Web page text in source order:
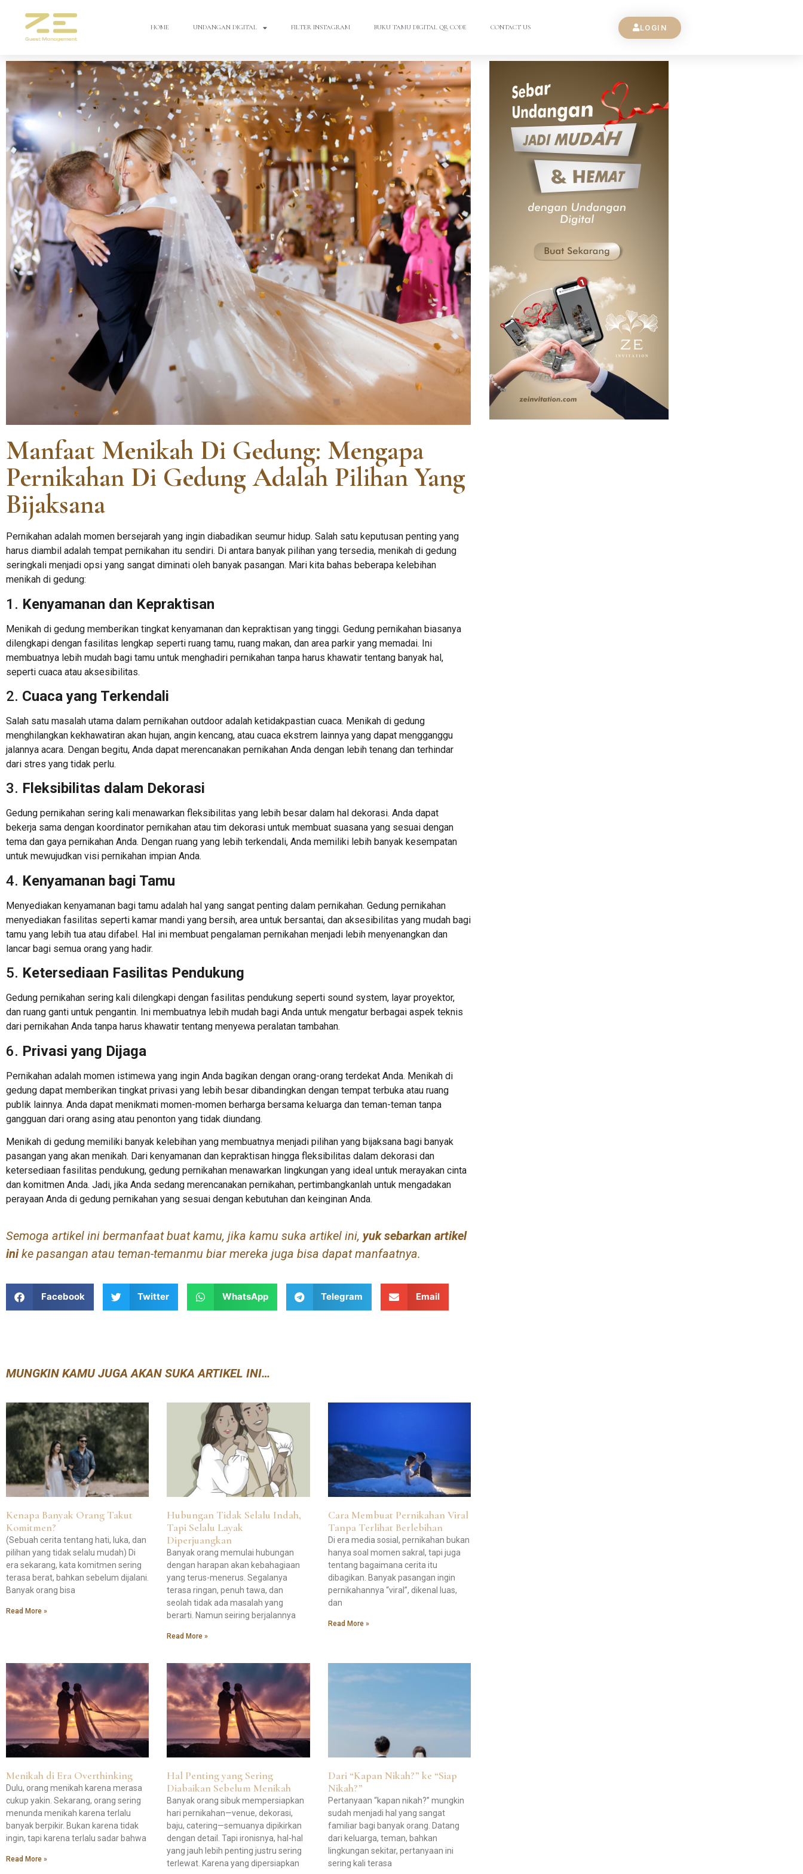
HOME UNDANGAN DIGITAL FILTER INSTAGRAM BUKU TAMU DIGITAL QR CODE CONTACT US LOGIN
Manfaat Menikah Di Gedung: Mengapa
Pernikahan Di Gedung Adalah Pilihan Yang
Bijaksana
Pernikahan adalah momen bersejarah yang ingin diabadikan seumur hidup. Salah satu keputusan penting yang
harus diambil adalah tempat pernikahan itu sendiri. Di antara banyak pilihan yang tersedia, menikah di gedung
seringkali menjadi opsi yang sangat diminati oleh banyak pasangan. Mari kita bahas beberapa kelebihan
menikah di gedung:
1. Kenyamanan dan Kepraktisan
Menikah di gedung memberikan tingkat kenyamanan dan kepraktisan yang tinggi. Gedung pernikahan biasanya
dilengkapi dengan fasilitas lengkap seperti ruang tamu, ruang makan, dan area parkir yang memadai. Ini
membuatnya lebih mudah bagi tamu untuk menghadiri pernikahan tanpa harus khawatir tentang banyak hal,
seperti cuaca atau aksesibilitas.
2. Cuaca yang Terkendali
Salah satu masalah utama dalam pernikahan outdoor adalah ketidakpastian cuaca. Menikah di gedung
menghilangkan kekhawatiran akan hujan, angin kencang, atau cuaca ekstrem lainnya yang dapat mengganggu
jalannya acara. Dengan begitu, Anda dapat merencanakan pernikahan Anda dengan lebih tenang dan terhindar
dari stres yang tidak perlu.
3. Fleksibilitas dalam Dekorasi
Gedung pernikahan sering kali menawarkan fleksibilitas yang lebih besar dalam hal dekorasi. Anda dapat
bekerja sama dengan koordinator pernikahan atau tim dekorasi untuk membuat suasana yang sesuai dengan
tema dan gaya pernikahan Anda. Dengan ruang yang lebih terkendali, Anda memiliki lebih banyak kesempatan
untuk mewujudkan visi pernikahan impian Anda.
4. Kenyamanan bagi Tamu
Menyediakan kenyamanan bagi tamu adalah hal yang sangat penting dalam pernikahan. Gedung pernikahan
menyediakan fasilitas seperti kamar mandi yang bersih, area untuk bersantai, dan aksesibilitas yang mudah bagi
tamu yang lebih tua atau difabel. Hal ini membuat pengalaman pernikahan menjadi lebih menyenangkan dan
lancar bagi semua orang yang hadir.
5. Ketersediaan Fasilitas Pendukung
Gedung pernikahan sering kali dilengkapi dengan fasilitas pendukung seperti sound system, layar proyektor,
dan ruang ganti untuk pengantin. Ini membuatnya lebih mudah bagi Anda untuk mengatur berbagai aspek teknis
dari pernikahan Anda tanpa harus khawatir tentang menyewa peralatan tambahan.
6. Privasi yang Dijaga
Pernikahan adalah momen istimewa yang ingin Anda bagikan dengan orang-orang terdekat Anda. Menikah di
gedung dapat memberikan tingkat privasi yang lebih besar dibandingkan dengan tempat terbuka atau ruang
publik lainnya. Anda dapat menikmati momen-momen berharga bersama keluarga dan teman-teman tanpa
gangguan dari orang asing atau penonton yang tidak diundang.
Menikah di gedung memiliki banyak kelebihan yang membuatnya menjadi pilihan yang bijaksana bagi banyak
pasangan yang akan menikah. Dari kenyamanan dan kepraktisan hingga fleksibilitas dalam dekorasi dan
ketersediaan fasilitas pendukung, gedung pernikahan menawarkan lingkungan yang ideal untuk merayakan cinta
dan komitmen Anda. Jadi, jika Anda sedang merencanakan pernikahan, pertimbangkanlah untuk mengadakan
perayaan Anda di gedung pernikahan yang sesuai dengan kebutuhan dan keinginan Anda.
Semoga artikel ini bermanfaat buat kamu, jika kamu suka artikel ini, yuk sebarkan artikel
inike pasangan atau teman-temanmu biar mereka juga bisa dapat manfaatnya.
Facebook Twitter WhatsApp Telegram Email
MUNGKIN KAMU JUGA AKAN SUKA ARTIKEL INI…
Kenapa Banyak Orang Takut
Komitmen?
(Sebuah cerita tentang hati, luka, dan
pilihan yang tidak selalu mudah) Di
era sekarang, kata komitmen sering
terasa berat, bahkan sebelum dijalani.
Banyak orang bisa
Read More »
Hubungan Tidak Selalu Indah,
Tapi Selalu Layak
Diperjuangkan
Banyak orang memulai hubungan
dengan harapan akan kebahagiaan
yang terus-menerus. Segalanya
terasa ringan, penuh tawa, dan
seolah tidak ada masalah yang
berarti. Namun seiring berjalannya
Read More »
Cara Membuat Pernikahan Viral
Tanpa Terlihat Berlebihan
Di era media sosial, pernikahan bukan
hanya soal momen sakral, tapi juga
tentang bagaimana cerita itu
dibagikan. Banyak pasangan ingin
pernikahannya “viral”, dikenal luas,
dan
Read More »
Menikah di Era Overthinking
Dulu, orang menikah karena merasa
cukup yakin. Sekarang, orang sering
menunda menikah karena terlalu
banyak berpikir. Bukan karena tidak
ingin, tapi karena terlalu sadar bahwa
Read More »
Hal Penting yang Sering
Diabaikan Sebelum Menikah
Banyak orang sibuk mempersiapkan
hari pernikahan—venue, dekorasi,
baju, catering—semuanya dipikirkan
dengan detail. Tapi ironisnya, hal-hal
yang jauh lebih penting justru sering
terlewat. Karena yang dipersiapkan
Dari “Kapan Nikah?” ke “Siap
Nikah?”
Pertanyaan “kapan nikah?” mungkin
sudah menjadi hal yang sangat
familiar bagi banyak orang. Datang
dari keluarga, teman, bahkan
lingkungan sekitar, pertanyaan ini
sering kali terasa